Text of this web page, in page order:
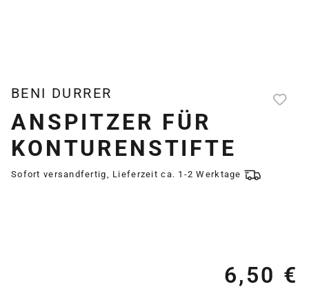
BENI DURRER
ANSPITZER FÜR
KONTURENSTIFTE
Sofort versandfertig, Lieferzeit ca. 1-2 Werktage
6,50 €